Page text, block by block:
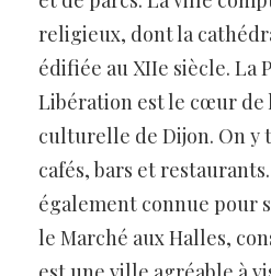
religieux, dont la
édifiée au XIIe siècle. La
Libération est le cœur de
culturelle de Dijon. On y
cafés, bars et
également connue pour
le Marché aux Halles,